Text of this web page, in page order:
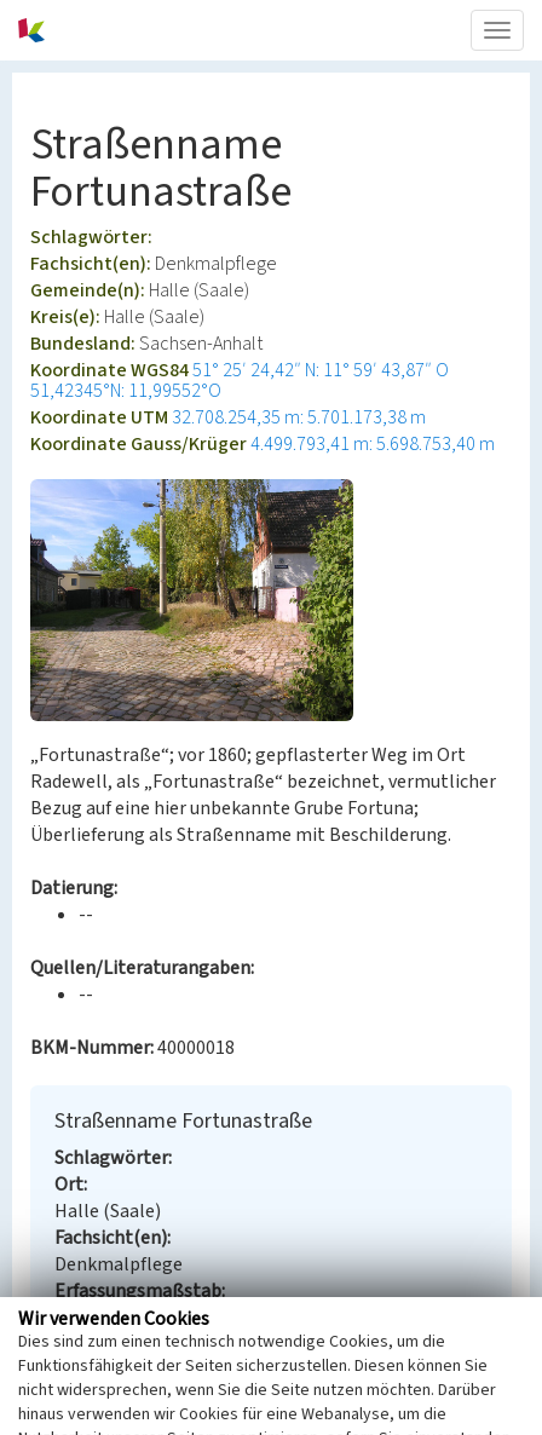
Straßenname
Fortunastraße
Schlagwörter:
Fachsicht(en): Denkmalpflege
Gemeinde(n): Halle (Saale)
Kreis(e): Halle (Saale)
Bundesland:Sachsen-Anhalt
Koordinate WGS8451° 25′ 24,42″ N: 11° 59′ 43,87″ O
51,42345°N: 11,99552°O
Koordinate UTM 32.708.254,35 m: 5.701.173,38 m
Koordinate Gauss/Krüger4.499.793,41 m: 5.698.753,40 m
„Fortunastraße“; vor 1860; gepflasterter Weg im Ort
Radewell, als „Fortunastraße“ bezeichnet, vermutlicher
Bezug auf eine hier unbekannte Grube Fortuna;
Überlieferung als Straßenname mit Beschilderung.
Datierung:
--
Quellen/Literaturangaben:
--
BKM-Nummer:40000018
Straßenname Fortunastraße
Schlagwörter
Ort
Halle (Saale)
Fachsicht(en)
Denkmalpflege
Erfassungsmaßstab
Keine Angabe
Erfassungsmethode
Übernahme aus externer Fachdatenbank
Wir verwenden Cookies
Dies sind zum einen technisch notwendige Cookies, um die
Funktionsfähigkeit der Seiten sicherzustellen. Diesen können Sie
nicht widersprechen, wenn Sie die Seite nutzen möchten. Darüber
hinaus verwenden wir Cookies für eine Webanalyse, um die